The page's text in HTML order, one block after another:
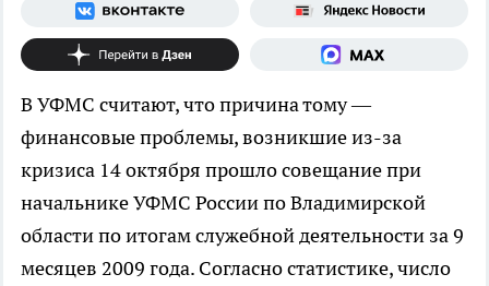
В УФМС считают, что причина тому —
финансовые проблемы, возникшие из-за
кризиса 14 октября прошло совещание при
начальнике УФМС России по Владимирской
области по итогам служебной деятельности за 9
месяцев 2009 года. Согласно статистике, число